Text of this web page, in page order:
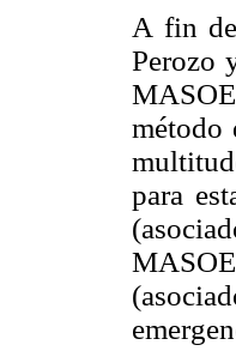
A fin
Perozo
método
para